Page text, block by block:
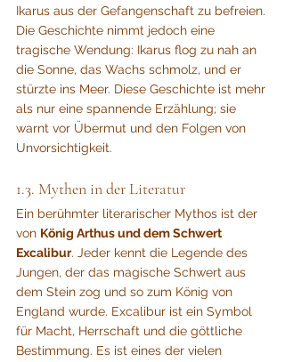
Ikarus aus der Gefangenschaft zu befreien.
Die Geschichte nimmt jedoch eine
tragische Wendung: Ikarus flog zu nah an
die Sonne, das Wachs schmolz, und er
stürzte ins Meer. Diese Geschichte ist mehr
als nur eine spannende Erzählung; sie
warnt vor Übermut und den Folgen von
Unvorsichtigkeit.
1.3. Mythen in der Literatur
Ein berühmter literarischer Mythos ist der
von König Arthus und dem Schwert
Excalibur. Jeder kennt die Legende des
Jungen, der das magische Schwert aus
dem Stein zog und so zum König von
England wurde. Excalibur ist ein Symbol
für Macht, Herrschaft und die göttliche
Bestimmung. Es ist eines der vielen